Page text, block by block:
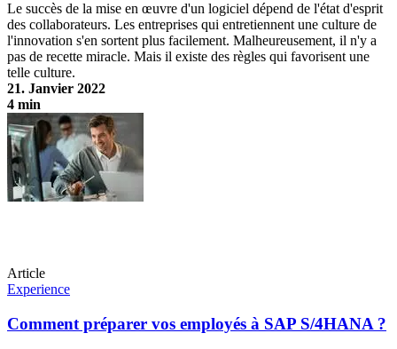
Le succès de la mise en œuvre d'un logiciel dépend de l'état d'esprit
des collaborateurs. Les entreprises qui entretiennent une culture de
l'innovation s'en sortent plus facilement. Malheureusement, il n'y a
pas de recette miracle. Mais il existe des règles qui favorisent une
telle culture.
21. Janvier 2022
4 min
Le facteur humain : six éléments à prendre en compte lors de
l'implémentation de SAP S/4HANA
Article
Experience
Comment préparer vos employés à SAP S/4HANA ?